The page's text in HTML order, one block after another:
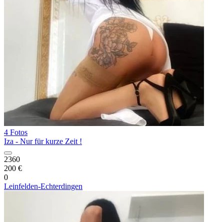
4 Fotos
Iza - Nur für kurze Zeit !
2360
200 €
0
Leinfelden-Echterdingen